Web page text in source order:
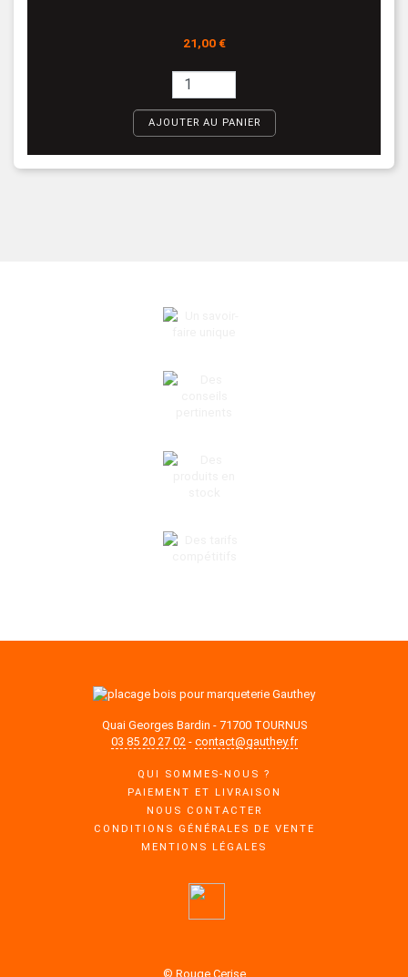
Prix
21,00 €
AJOUTER AU PANIER
Quai Georges Bardin - 71700 TOURNUS
03 85 20 27 02- contact@gauthey.fr
QUI SOMMES-NOUS ?
PAIEMENT ET LIVRAISON
NOUS CONTACTER
CONDITIONS GÉNÉRALES DE VENTE
MENTIONS LÉGALES
© Rouge Cerise